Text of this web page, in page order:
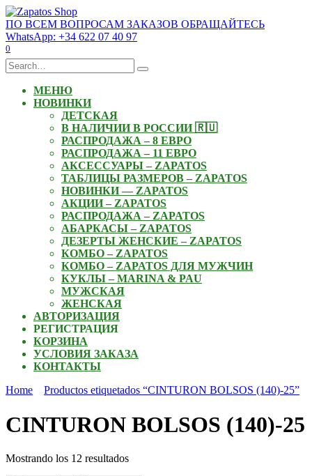
Skip
to
content
ПО ВСЕМ ВОПРОСАМ ЗАКАЗОВ ОБРАЩАЙТЕСЬ
WhatsApp: +34 622 07 40 97
0
Search
for:
МЕНЮ
НОВИНКИ
ДЕТСКАЯ
В НАЛИЧИИ В РОССИИ 🇷🇺
РАСПРОДАЖА – 8 ЕВРО
РАСПРОДАЖА – 11 ЕВРО
АКСЕССУАРЫ – ZAPATOS
ТАБЛИЦЫ РАЗМЕРОВ – ZAPATOS
НОВИНКИ — ZAPATOS
АКЦИИ – ZAPATOS
РАСПРОДАЖА – ZAPATOS
АБАРКАСЫ – ZAPATOS
ДЕЗЕРТЫ ЖЕНСКИЕ – ZAPATOS
КОМБО – ZAPATOS
КОМБО – ZAPATOS ДЛЯ МУЖЧИН
КУКЛЫ – MARINA & PAU
МУЖСКАЯ
ЖЕНСКАЯ
АВТОРИЗАЦИЯ
РЕГИСТРАЦИЯ
КОРЗИНА
УСЛОВИЯ ЗАКАЗА
КОНТАКТЫ
Home
Productos etiquetados “CINTURON BOLSOS (140)-25”
CINTURON BOLSOS (140)-25
Mostrando los 12 resultadosOrdenado